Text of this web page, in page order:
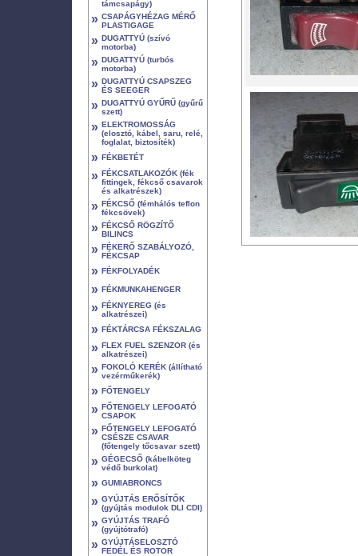
támcsapágy)
» CSAPÁGYHÉZAG MÉRŐ
PLASTIGAGE
» DUGATTYÚ (szívó
motorba)
» DUGATTYÚ (turbós
motorba)
» DUGATTYÚ CSAPSZEG
ÉS SEEGER
» DUGATTYÚ GYŰRŰ (gyűrű
szett)
» ELEKTROMOSSÁG
(elosztó, kábel, saru, relé,
foglalat, biztosíték)
» FÉKBETÉT
» FÉKCSATLAKOZÓK (fék
fittingek, fékcső csavarok
és alkatrészek)
» FÉKCSŐ (fémhálós teflon
fékcsövek)
» FÉKCSŐ RÖGZÍTŐ
BILINCS
» FÉKERŐ SZABÁLYOZÓ,
FÉKCSAP
» FÉKFOLYADÉK
» FÉKMUNKAHENGER
» FÉKNYEREG (és
alkatrészei)
» FÉKTÁRCSA FÉKSZALAG
» FLEX FUEL SZENZOR (és
alkatrészei)
» FOKOLÓ KERÉK (állítható
vezérműkerék)
» FŐTENGELY
» FŐTENGELY LEFOGATÓ
CSAPOK
» FŐTENGELY LEFOGATÓ
CSÉSZE CSAVAR
(főtengely tőcsavar szett)
» GÉGECSŐ (kábelköteg
védő burkolat)
» GUMIABRONCS
» GYÚJTÁS ERŐSÍTŐK
(gyújtás modulok DLI CDI)
» GYÚJTÁS TRAFÓ
(gyújtótrafó)
» GYÚJTÁSELOSZTÓ
FEDÉL ÉS ROTOR